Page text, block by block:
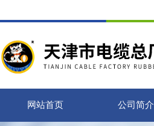
网站首页 公司简介